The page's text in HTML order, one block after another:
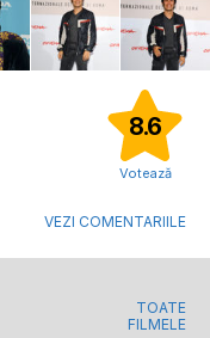
8.6
Votează
VEZI COMENTARIILE
TOATE
FILMELE